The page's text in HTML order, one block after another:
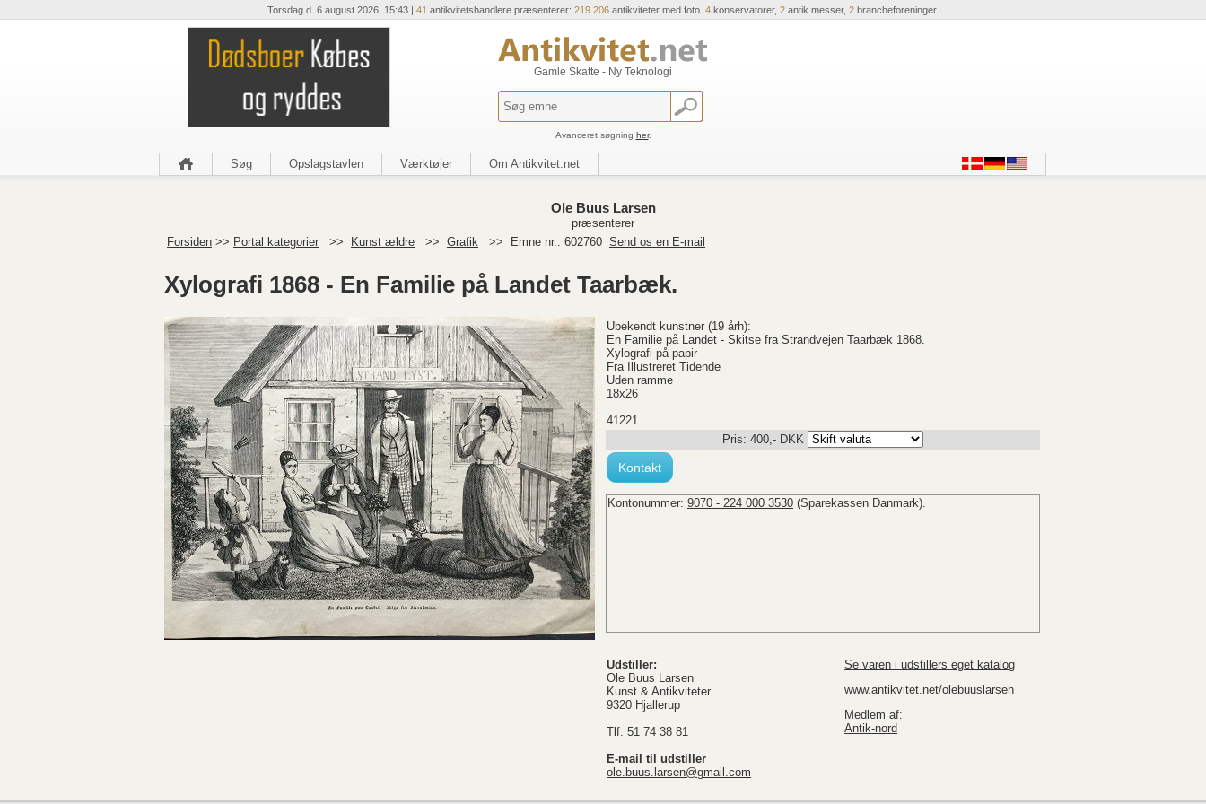
Torsdag d. 6 august 2026 15:43 | 41 antikvitetshandlere præsenterer: 219.206 antikviteter med foto. 4 konservatorer, 2 antik messer, 2 brancheforeninger.
Gamle Skatte - Ny Teknologi
Avanceret søgning her.
Søg Opslagstavlen Værktøjer Om Antikvitet.net
Ole Buus Larsen
præsenterer
Forsiden >> Portal kategorier >> Kunst ældre >> Grafik >> Emne nr.: 602760 Send os en E-mail
Xylografi 1868 - En Familie på Landet Taarbæk.
Ubekendt kunstner (19 årh):
En Familie på Landet - Skitse fra Strandvejen Taarbæk 1868.
Xylografi på papir
Fra Illustreret Tidende
Uden ramme
18x26
41221
Pris: 400,- DKK
Kontakt
Kontonummer: 9070 - 224 000 3530 (Sparekassen Danmark).
Udstiller:
Ole Buus Larsen
Kunst & Antikviteter
9320 Hjallerup
Tlf: 51 74 38 81
E-mail til udstiller
ole.buus.larsen@gmail.com
Se varen i udstillers eget katalog
www.antikvitet.net/olebuuslarsen
Medlem af:
Antik-nord